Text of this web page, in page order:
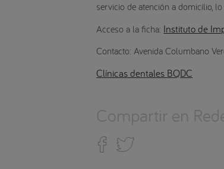
servicio de atención a domicilio,
Acceso a la ficha: Instituto de
Contacto: Avenida Columbano
Clínicas dentales BQDC